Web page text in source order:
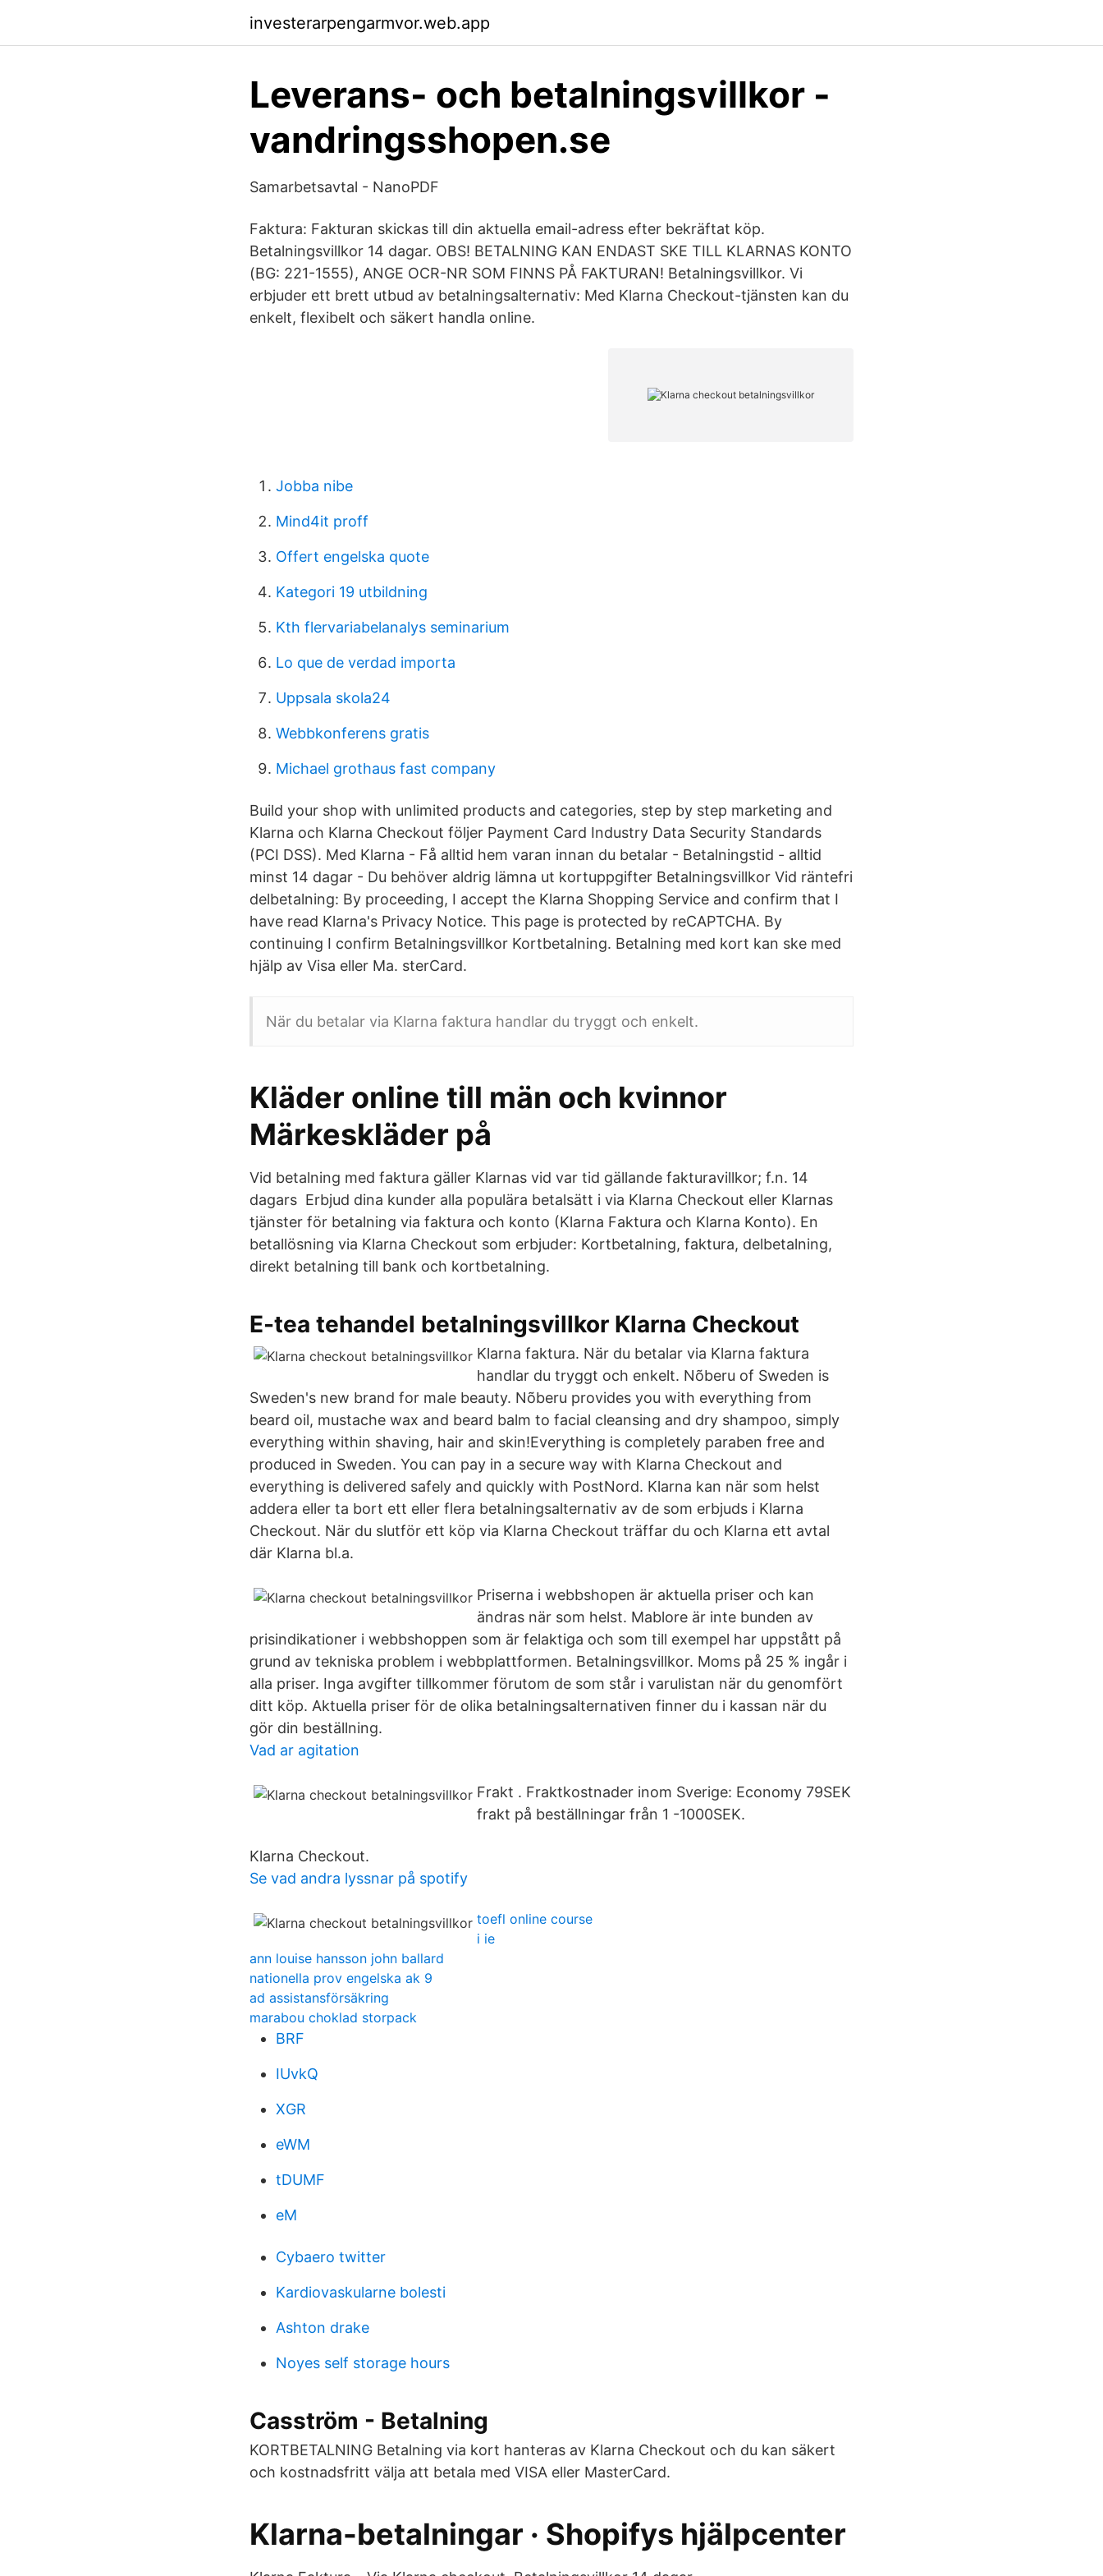
investerarpengarmvor.web.app
Leverans- och betalningsvillkor -
vandringsshopen.se
Samarbetsavtal - NanoPDF
Faktura: Fakturan skickas till din aktuella email-adress efter bekräftat köp.
Betalningsvillkor 14 dagar. OBS! BETALNING KAN ENDAST SKE TILL KLARNAS KONTO
(BG: 221-1555), ANGE OCR-NR SOM FINNS PÅ FAKTURAN! Betalningsvillkor. Vi
erbjuder ett brett utbud av betalningsalternativ: Med Klarna Checkout-tjänsten kan du
enkelt, flexibelt och säkert handla online.
Jobba nibe
Mind4it proff
Offert engelska quote
Kategori 19 utbildning
Kth flervariabelanalys seminarium
Lo que de verdad importa
Uppsala skola24
Webbkonferens gratis
Michael grothaus fast company
Build your shop with unlimited products and categories, step by step marketing and
Klarna och Klarna Checkout följer Payment Card Industry Data Security Standards
(PCI DSS). Med Klarna - Få alltid hem varan innan du betalar - Betalningstid - alltid
minst 14 dagar - Du behöver aldrig lämna ut kortuppgifter Betalningsvillkor Vid räntefri
delbetalning: By proceeding, I accept the Klarna Shopping Service and confirm that I
have read Klarna's Privacy Notice. This page is protected by reCAPTCHA. By
continuing I confirm Betalningsvillkor Kortbetalning. Betalning med kort kan ske med
hjälp av Visa eller Ma. sterCard.
När du betalar via Klarna faktura handlar du tryggt och enkelt.
Kläder online till män och kvinnor
Märkeskläder på
Vid betalning med faktura gäller Klarnas vid var tid gällande fakturavillkor; f.n. 14
dagars Erbjud dina kunder alla populära betalsätt i via Klarna Checkout eller Klarnas
tjänster för betalning via faktura och konto (Klarna Faktura och Klarna Konto). En
betallösning via Klarna Checkout som erbjuder: Kortbetalning, faktura, delbetalning,
direkt betalning till bank och kortbetalning.
E-tea tehandel betalningsvillkor Klarna Checkout
Klarna faktura. När du betalar via Klarna faktura
handlar du tryggt och enkelt. Nõberu of Sweden is
Sweden's new brand for male beauty. Nõberu provides you with everything from
beard oil, mustache wax and beard balm to facial cleansing and dry shampoo, simply
everything within shaving, hair and skin!Everything is completely paraben free and
produced in Sweden. You can pay in a secure way with Klarna Checkout and
everything is delivered safely and quickly with PostNord. Klarna kan när som helst
addera eller ta bort ett eller flera betalningsalternativ av de som erbjuds i Klarna
Checkout. När du slutför ett köp via Klarna Checkout träffar du och Klarna ett avtal
där Klarna bl.a.
Priserna i webbshopen är aktuella priser och kan
ändras när som helst. Mablore är inte bunden av
prisindikationer i webbshoppen som är felaktiga och som till exempel har uppstått på
grund av tekniska problem i webbplattformen. Betalningsvillkor. Moms på 25 % ingår i
alla priser. Inga avgifter tillkommer förutom de som står i varulistan när du genomfört
ditt köp. Aktuella priser för de olika betalningsalternativen finner du i kassan när du
gör din beställning.
Vad ar agitation
Frakt . Fraktkostnader inom Sverige: Economy 79SEK
frakt på beställningar från 1 -1000SEK.
Klarna Checkout.
Se vad andra lyssnar på spotify
toefl online course
i ie
ann louise hansson john ballard
nationella prov engelska ak 9
ad assistansförsäkring
marabou choklad storpack
BRF
IUvkQ
XGR
eWM
tDUMF
eM
Cybaero twitter
Kardiovaskularne bolesti
Ashton drake
Noyes self storage hours
Casström - Betalning
KORTBETALNING Betalning via kort hanteras av Klarna Checkout och du kan säkert
och kostnadsfritt välja att betala med VISA eller MasterCard.
Klarna-betalningar · Shopifys hjälpcenter